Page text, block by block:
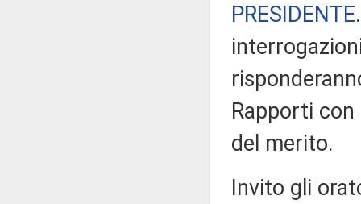
PRESIDENTE
Rapporti
del merito.
Invito gli